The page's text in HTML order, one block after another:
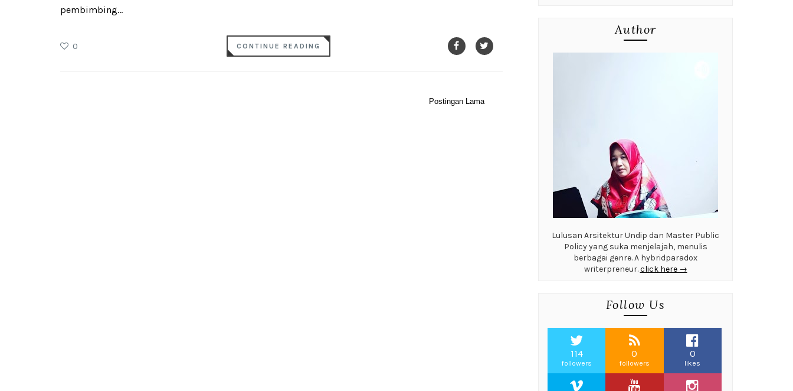
pembimbing...
0 CONTINUE READING
Postingan Lama
Author
Lulusan Arsitektur Undip dan Master Public
Policy yang suka menjelajah, menulis
berbagai genre. A hybridparadox
writerpreneur.click here →
Follow Us
114
followers
0
followers
0
likes